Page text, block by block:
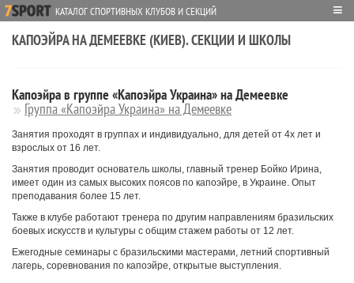
КАТАЛОГ СПОРТИВНЫХ КЛУБОВ И СЕКЦИЙ ≡
КАПОЭЙРА НА ДЕМЕЕВКЕ (КИЕВ). СЕКЦИИ И ШКОЛЫ
Капоэйра в группе «Капоэйра Украина» на Демеевке
Группа «Капоэйра Украина» на Демеевке
Занятия проходят в группах и индивидуально, для детей от 4х лет и
взрослых от 16 лет.
Занятия проводит основатель школы, главный тренер Бойко Ирина,
имеет один из самых высоких поясов по капоэйре, в Украине. Опыт
преподавания более 15 лет.
Также в клубе работают тренера по другим направлениям бразильских
боевых искусств и культуры с общим стажем работы от 12 лет.
Ежегодные семинары с бразильскими мастерами, летний спортивный
лагерь, соревнования по капоэйре, открытые выступления.